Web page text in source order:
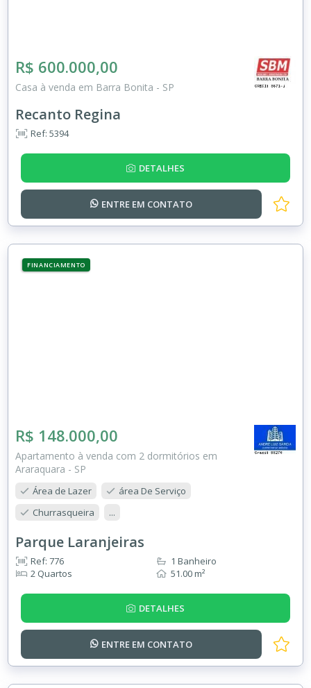
R$ 600.000,00
Casa à venda em Barra Bonita - SP
Recanto Regina
Ref: 5394
DETALHES
ENTRE EM CONTATO
FINANCIAMENTO
R$ 148.000,00
Apartamento à venda com 2 dormitórios em
Araraquara - SP
Área de Lazer
área De Serviço
Churrasqueira
...
Parque Laranjeiras
Ref: 776
2 Quartos
1 Banheiro
51.00 m²
DETALHES
ENTRE EM CONTATO